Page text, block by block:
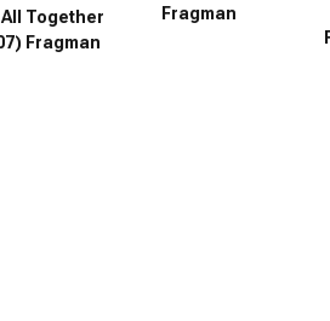
Together
Fragman
Fragman